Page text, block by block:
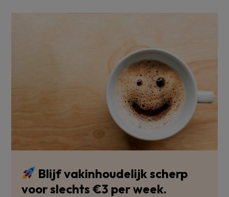
Blijf vakinhoudelijk scherp
voor slechts €3 per week.